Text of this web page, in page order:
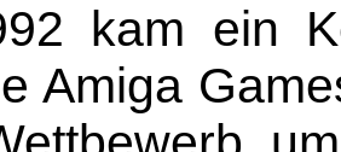
kam ein
Amiga